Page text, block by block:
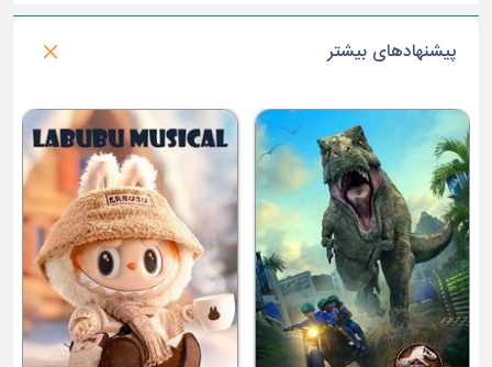
پیشنهادهای بیشتر
فصل 2 : ادبادز